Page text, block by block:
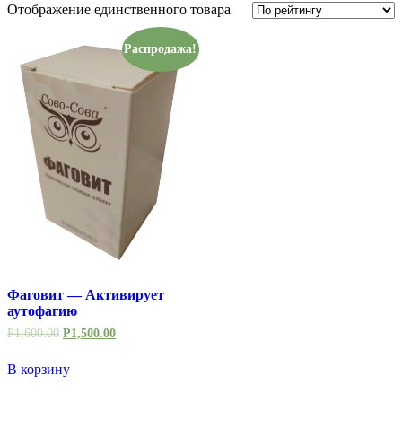
Отображение единственного товара
Распродажа!
Фаговит — Активирует
аутофагию
Р1,600.00 Р1,500.00
В корзину